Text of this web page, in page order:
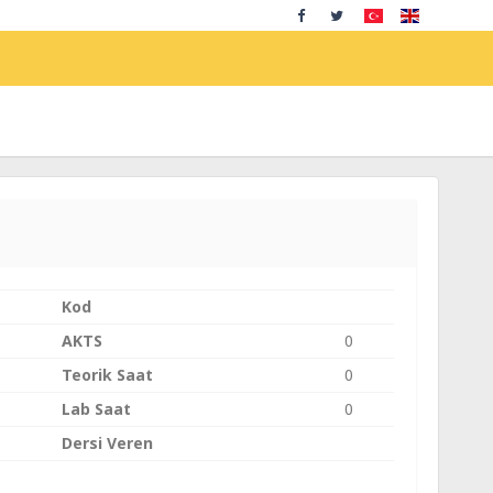
Kod
AKTS
0
Teorik Saat
0
Lab Saat
0
Dersi Veren